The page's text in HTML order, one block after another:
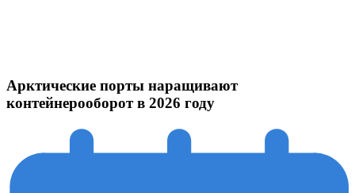
Арктические порты наращивают
контейнерооборот в 2026 году